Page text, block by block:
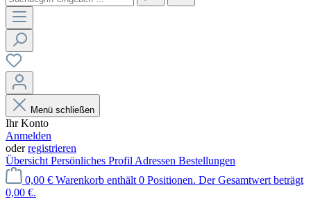
Menü schließen
Ihr Konto
Anmelden
oderregistrieren
Übersicht Persönliches Profil Adressen Bestellungen
0,00 € Warenkorb enthält 0 Positionen. Der Gesamtwert beträgt
0,00 €.